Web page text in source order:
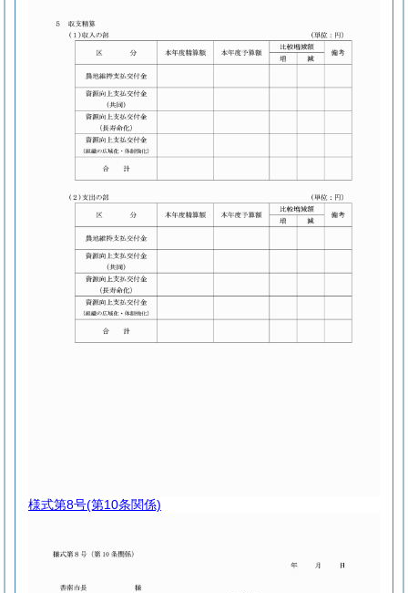
様式第8号(第10条関係)